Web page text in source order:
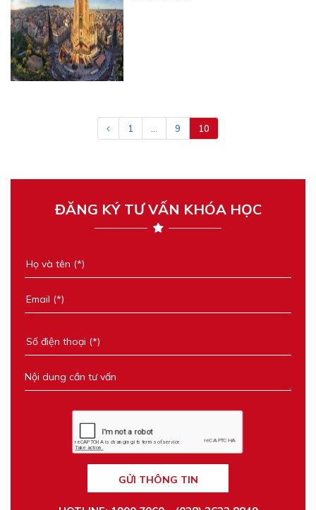
1 9 10
ĐĂNG KÝ TƯ VẤN KHÓA HỌC
GỬI THÔNG TIN